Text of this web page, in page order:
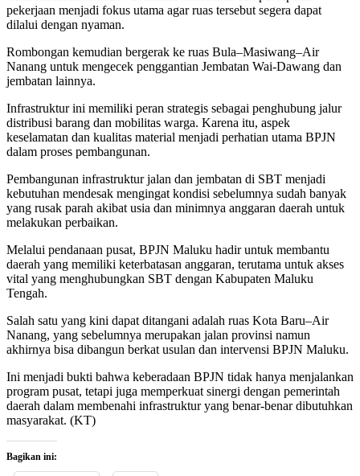
pekerjaan menjadi fokus utama agar ruas tersebut segera dapat
dilalui dengan nyaman.
Rombongan kemudian bergerak ke ruas Bula–Masiwang–Air
Nanang untuk mengecek penggantian Jembatan Wai-Dawang dan
jembatan lainnya.
Infrastruktur ini memiliki peran strategis sebagai penghubung jalur
distribusi barang dan mobilitas warga. Karena itu, aspek
keselamatan dan kualitas material menjadi perhatian utama BPJN
dalam proses pembangunan.
Pembangunan infrastruktur jalan dan jembatan di SBT menjadi
kebutuhan mendesak mengingat kondisi sebelumnya sudah banyak
yang rusak parah akibat usia dan minimnya anggaran daerah untuk
melakukan perbaikan.
Melalui pendanaan pusat, BPJN Maluku hadir untuk membantu
daerah yang memiliki keterbatasan anggaran, terutama untuk akses
vital yang menghubungkan SBT dengan Kabupaten Maluku
Tengah.
Salah satu yang kini dapat ditangani adalah ruas Kota Baru–Air
Nanang, yang sebelumnya merupakan jalan provinsi namun
akhirnya bisa dibangun berkat usulan dan intervensi BPJN Maluku.
Ini menjadi bukti bahwa keberadaan BPJN tidak hanya menjalankan
program pusat, tetapi juga memperkuat sinergi dengan pemerintah
daerah dalam membenahi infrastruktur yang benar-benar dibutuhkan
masyarakat. (KT)
Bagikan ini: